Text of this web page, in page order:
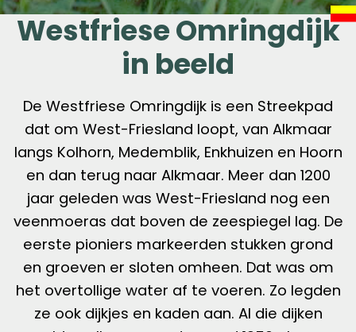
Westfriese Omringdijk
in beeld
De Westfriese Omringdijk is een Streekpad
dat om West-Friesland loopt, van Alkmaar
langs Kolhorn, Medemblik, Enkhuizen en Hoorn
en dan terug naar Alkmaar. Meer dan 1200
jaar geleden was West-Friesland nog een
veenmoeras dat boven de zeespiegel lag. De
eerste pioniers markeerden stukken grond
en groeven er sloten omheen. Dat was om
het overtollige water af te voeren. Zo legden
ze ook dijkjes en kaden aan. Al die dijken